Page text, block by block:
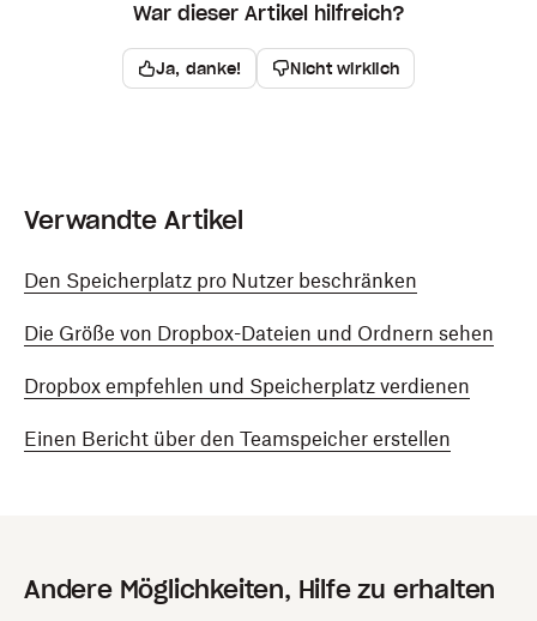
War dieser Artikel hilfreich?
Ja, danke! Nicht wirklich
Verwandte Artikel
Den Speicherplatz pro Nutzer beschränken
Die Größe von Dropbox-Dateien und Ordnern sehen
Dropbox empfehlen und Speicherplatz verdienen
Einen Bericht über den Teamspeicher erstellen
Andere Möglichkeiten, Hilfe zu erhalten